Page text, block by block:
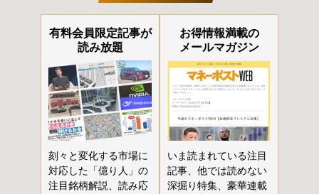
有料会員限定記事が
読み放題
刻々と変化する市場に
対応した「億り人」の
注目銘柄解説、読み応
お得情報満載の
メールマガジン
いま読まれている注目
記事、他では読めない
深掘り特集、豪華連載